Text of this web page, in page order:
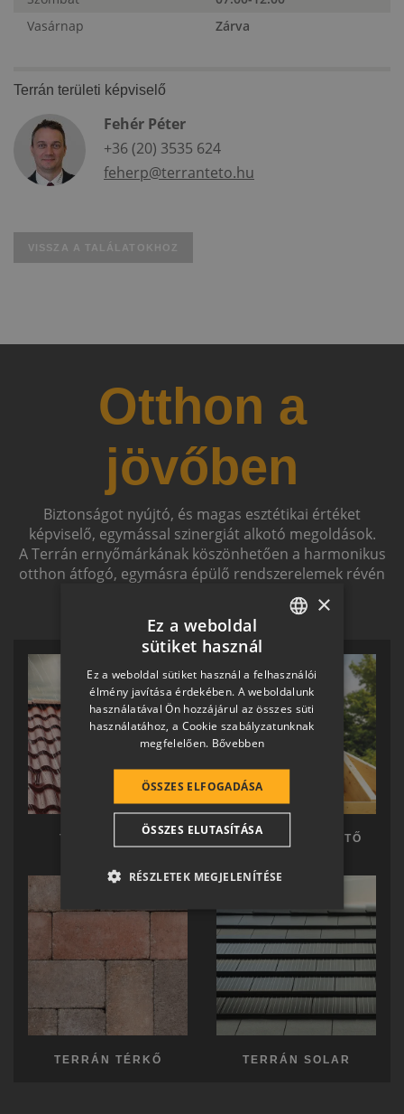
Vasárnap
Zárva
Terrán területi képviselő
Fehér Péter
+36 (20) 3535 624
feherp@terranteto.hu
VISSZA A TALÁLATOKHOZ
Otthon a
jövőben
Biztonságot nyújtó, és magas esztétikai értéket
képviselő, egymással szinergiát alkotó megoldások.
A Terrán ernyőmárkának köszönhetően a harmonikus
otthon átfogó, egymásra épülő rendszerelemek révén
TERRÁN TETŐ TERRÁN KÉSZTETŐ
TERRÁN TÉRKŐ TERRÁN SOLAR
HUNGARIAN
SLOVAK
GERMAN
ROMANIAN
CROATIAN
SR
RO-HU
ITALIAN
×
Ez a weboldal
sütiket használ
Ez a weboldal sütiket használ a felhasználói
élmény javítása érdekében. A weboldalunk
használatával Ön hozzájárul az összes süti
használatához, a Cookie szabályzatunknak
megfelelően. Bővebben
ÖSSZES ELFOGADÁSA
ÖSSZES ELUTASÍTÁSA
RÉSZLETEK MEGJELENÍTÉSE